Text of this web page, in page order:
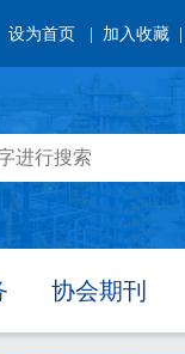
设为首页 | 加入收藏 |
协会期刊